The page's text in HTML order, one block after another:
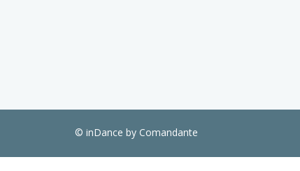
© inDance by Comandante